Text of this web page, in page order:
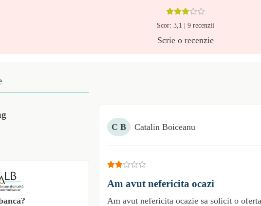
Scor: 3,1 | 9 recenzii
Scrie o recenzie
C B Catalin Boiceanu
Am avut nefericita ocazi
Am avut nefericita ocazie sa solicit o